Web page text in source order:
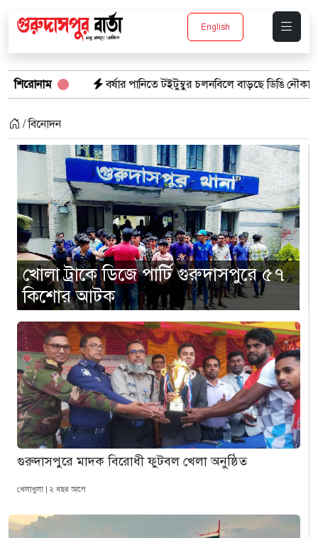
English
শিরোনাম
টইটুম্বুর চলনবিলে বাড়ছে ডিঙি নৌকার চাহিদা সিন্ডিকেটের কবজায়
/ বিনোদন
খোলা ট্রাকে ডিজে পার্টি গুরুদাসপুরে ৫৭
কিশোর আটক
গুরুদাসপুরে মাদক বিরোধী ফুটবল খেলা অনুষ্ঠিত
খেলাধুলা | ২ বছর আগে